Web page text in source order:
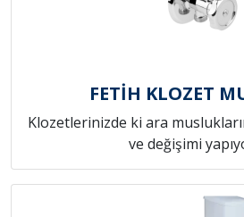
FETİH KLOZET
Klozetlerinizde ki ara
ve değişimi